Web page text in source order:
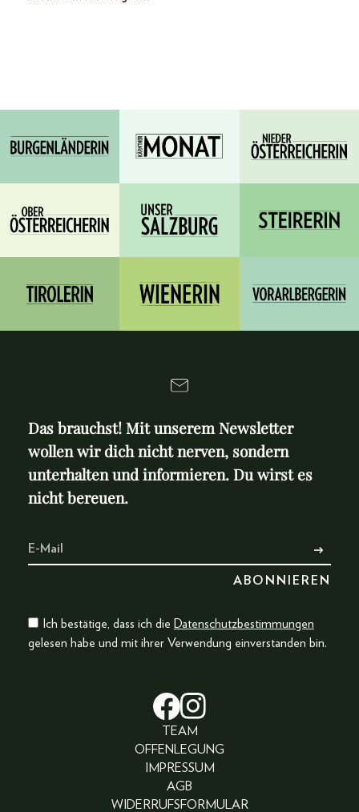
Das brauchst! Mit unserem Newsletter
wollen wir dich nicht nerven, sondern
unterhalten und informieren. Du wirst es
nicht bereuen.
Ich bestätige, dass ich die Datenschutzbestimmungen
gelesen habe und mit ihrer Verwendung einverstanden bin.
TEAM
OFFENLEGUNG
IMPRESSUM
AGB
WIDERRUFSFORMULAR